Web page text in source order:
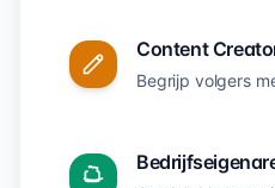
Content
Begrijp volgers